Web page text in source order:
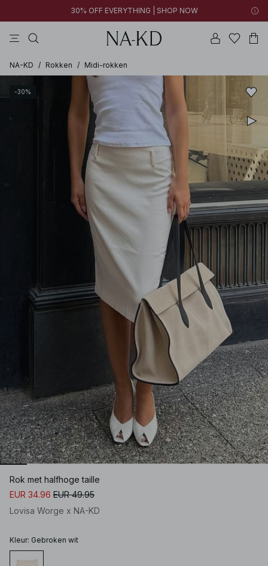
30% OFF EVERYTHING | SHOP NOW
NA-KD / Rokken / Midi-rokken
-30%
Rok met halfhoge taille
EUR 34.96 EUR 49.95
Lovisa Worge x NA-KD
Kleur: Gebroken wit